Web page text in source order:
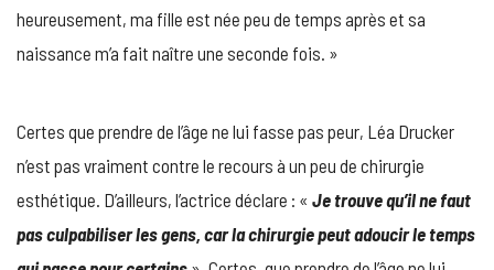
heureusement, ma fille est née peu de temps après et sa
naissance m’a fait naître une seconde fois. »
Certes que prendre de l’âge ne lui fasse pas peur, Léa Drucker
n’est pas vraiment contre le recours à un peu de chirurgie
esthétique. D’ailleurs, l’actrice déclare : « Je trouve qu’il ne faut
pas culpabiliser les gens, car la chirurgie peut adoucir le temps